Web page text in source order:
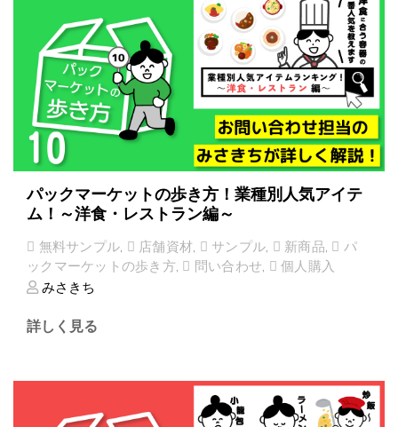
パックマーケットの歩き方！業種別人気アイテ
ム！～洋食・レストラン編～
無料サンプル, 店舗資材, サンプル, 新商品,
パ
ックマーケットの歩き方, 問い合わせ,
個人購入
みさきち
詳しく見る